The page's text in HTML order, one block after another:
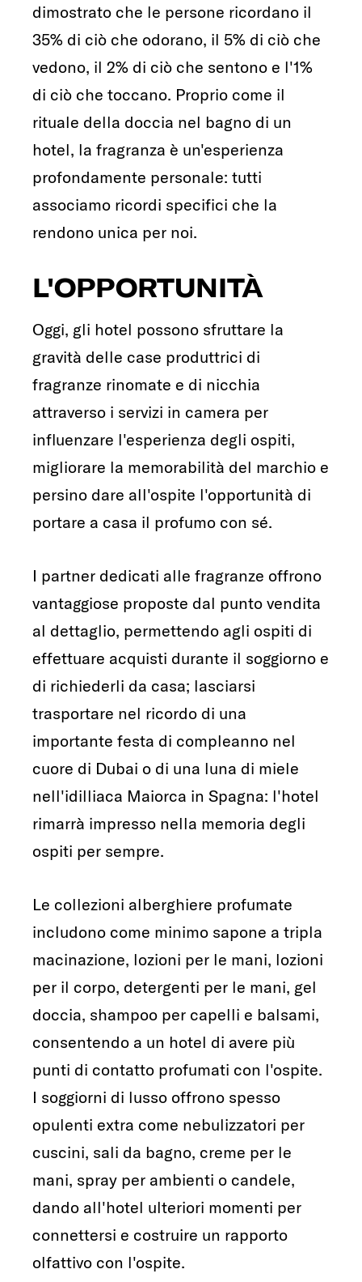
dimostrato che le persone ricordano il
35% di ciò che odorano, il 5% di ciò che
vedono, il 2% di ciò che sentono e l'1%
di ciò che toccano. Proprio come il
rituale della doccia nel bagno di un
hotel, la fragranza è un'esperienza
profondamente personale: tutti
associamo ricordi specifici che la
rendono unica per noi.
L'OPPORTUNITÀ
Oggi, gli hotel possono sfruttare la
gravità delle case produttrici di
fragranze rinomate e di nicchia
attraverso i servizi in camera per
influenzare l'esperienza degli ospiti,
migliorare la memorabilità del marchio e
persino dare all'ospite l'opportunità di
portare a casa il profumo con sé.
I partner dedicati alle fragranze offrono
vantaggiose proposte dal punto vendita
al dettaglio, permettendo agli ospiti di
effettuare acquisti durante il soggiorno e
di richiederli da casa; lasciarsi
trasportare nel ricordo di una
importante festa di compleanno nel
cuore di Dubai o di una luna di miele
nell'idilliaca Maiorca in Spagna: l'hotel
rimarrà impresso nella memoria degli
ospiti per sempre.
Le collezioni alberghiere profumate
includono come minimo sapone a tripla
macinazione, lozioni per le mani, lozioni
per il corpo, detergenti per le mani, gel
doccia, shampoo per capelli e balsami,
consentendo a un hotel di avere più
punti di contatto profumati con l'ospite.
I soggiorni di lusso offrono spesso
opulenti extra come nebulizzatori per
cuscini, sali da bagno, creme per le
mani, spray per ambienti o candele,
dando all'hotel ulteriori momenti per
connettersi e costruire un rapporto
olfattivo con l'ospite.